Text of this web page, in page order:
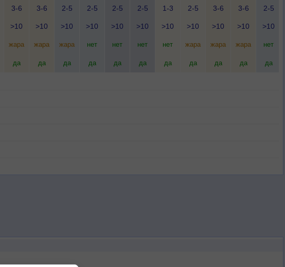
3-6
3-6
2-5
2-5
2-5
2-5
1-3
2-5
3-6
3-6
2-5
>10 >10 >10 >10 >10 >10 >10 >10 >10 >10 >10
жара жара жара нет нет нет нет жара жара жара нет
да да да да да да да да да да да